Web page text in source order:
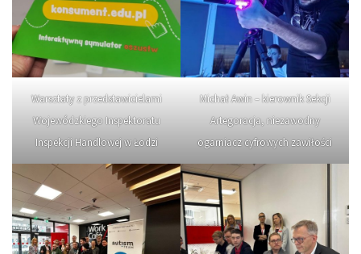
Warsztaty z przedstawicielami
Wojewódzkiego Inspektoratu
Inspekcji Handlowej w Łodzi
Michał Awin – kierownik Sekcji
Artegoracja, niezawodny
ogarniacz cyfrowych zawiłości